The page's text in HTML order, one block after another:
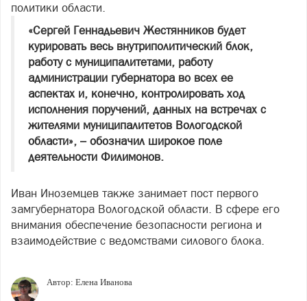
политики области.
«Сергей Геннадьевич Жестянников будет
курировать весь внутриполитический блок,
работу с муниципалитетами, работу
администрации губернатора во всех ее
аспектах и, конечно, контролировать ход
исполнения поручений, данных на встречах с
жителями муниципалитетов Вологодской
области», – обозначил широкое поле
деятельности Филимонов.
Иван Иноземцев также занимает пост первого
замгубернатора Вологодской области. В сфере его
внимания обеспечение безопасности региона и
взаимодействие с ведомствами силового блока.
Автор: Елена Иванова